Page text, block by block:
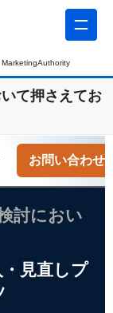
て押さえてお
お問い合わせ
討におい
見直しプ